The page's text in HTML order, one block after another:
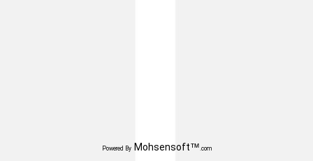
Powered ByMohsensoft™.com